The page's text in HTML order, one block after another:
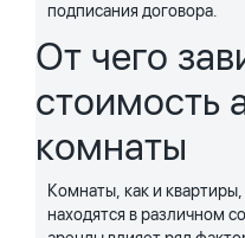
подписания договора.
От чего
стоимость
комнаты
Комнаты, как и
находятся в различном